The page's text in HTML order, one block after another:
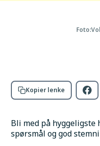
Foto:
Kopier lenke
Bli med på
spørsmål og god